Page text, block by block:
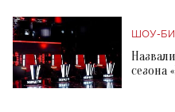
ШОУ-
сезона